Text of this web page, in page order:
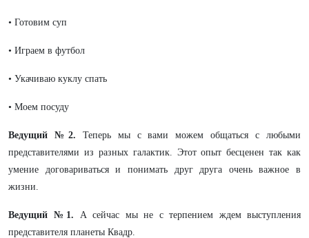
• Готовим суп
• Играем в футбол
• Укачиваю куклу спать
• Моем посуду
Ведущий №2. Теперь мы с вами можем общаться с любыми
представителями из разных галактик. Этот опыт бесценен так как
умение договариваться и понимать друг друга очень важное в
жизни.
Ведущий №1. А сейчас мы не с терпением ждем выступления
представителя планеты Квадр.